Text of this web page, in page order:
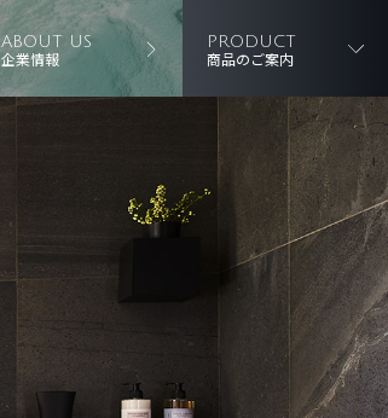
ABOUT US
企業情報
PRODUCT
商品のご案内